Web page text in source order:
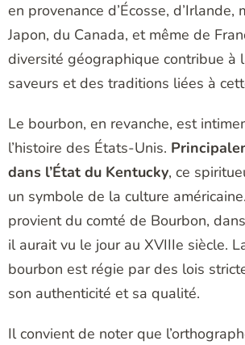
en provenance d’Écosse, d’Irlande,
Japon, du Canada, et même de
diversité géographique contribue à
saveurs et des traditions liées à
Le bourbon, en revanche, est
l’histoire des États-Unis.
dans l’État du Kentucky, ce
un symbole de la culture
provient du comté de Bourbon,
il aurait vu le jour au XVIIIe siècle.
bourbon est régie par des lois
son authenticité et sa qualité.
Il convient de noter que